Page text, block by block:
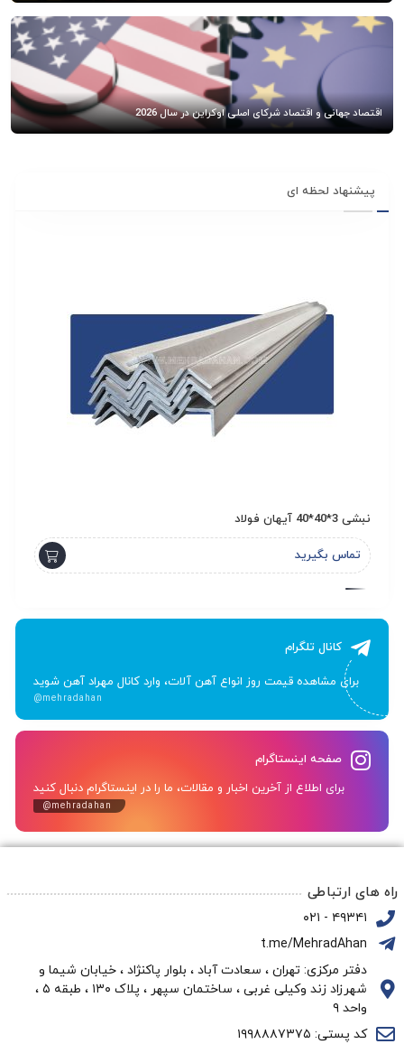
اقتصاد جهانی و اقتصاد شرکای اصلی اوکراین در سال 2026
پیشنهاد لحظه ای
نبشی 3*40*40 آیهان فولاد
تماس بگیرید
کانال تلگرام
برای مشاهده قیمت روز انواع آهن آلات، وارد کانال مهراد آهن شوید
@mehradahan
صفحه اینستاگرام
برای اطلاع از آخرین اخبار و مقالات، ما را در اینستاگرام دنبال کنید
@mehradahan
راه های ارتباطی
۴۹۳۴۱ - ۰۲۱
t.me/MehradAhan
دفتر مرکزی: تهران ، سعادت آباد ، بلوار پاکنژاد ، خیابان شیما و
شهرزاد زند وکیلی غربی ، ساختمان سپهر ، پلاک ۱۳۰ ، طبقه ۵ ،
واحد ۹
کد پستی: ۱۹۹۸۸۸۷۳۷۵